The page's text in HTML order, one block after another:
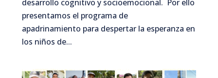
desarrollo cognitivo y socioemocional. Por ello
presentamos el programa de
apadrinamiento para despertar la esperanza en
los niños de...